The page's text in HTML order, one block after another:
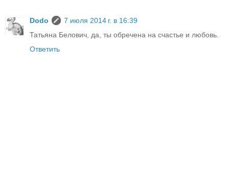
Dodo
7 июля 2014 г. в 16:39
Татьяна Белович, да, ты обречена на счастье и любовь.
Ответить